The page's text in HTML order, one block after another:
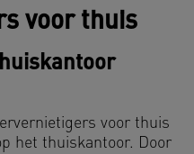
voor thuis
voor thuis
het thuiskantoor. Door